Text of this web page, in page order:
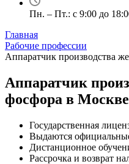
Пн. – Пт.: с 9:00 до
Главная
Рабочие профессии
Аппаратчик производства
Аппаратчик
фосфора в Москве
Государственная
Выдаются
Дистанционное
Рассрочка и возврат